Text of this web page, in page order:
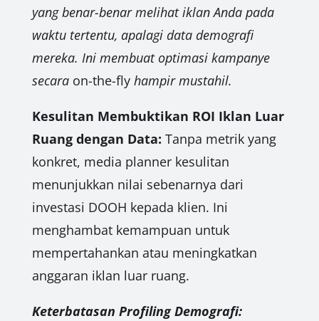
yang benar-benar melihat iklan Anda pada
waktu tertentu, apalagi data demografi
mereka. Ini membuat optimasi kampanye
secara on-the-flyhampir mustahil.
Kesulitan Membuktikan ROI Iklan Luar
Ruang dengan Data: Tanpa metrik yang
konkret, media planner kesulitan
menunjukkan nilai sebenarnya dari
investasi DOOH kepada klien. Ini
menghambat kemampuan untuk
mempertahankan atau meningkatkan
anggaran iklan luar ruang.
Keterbatasan Profiling Demografi: